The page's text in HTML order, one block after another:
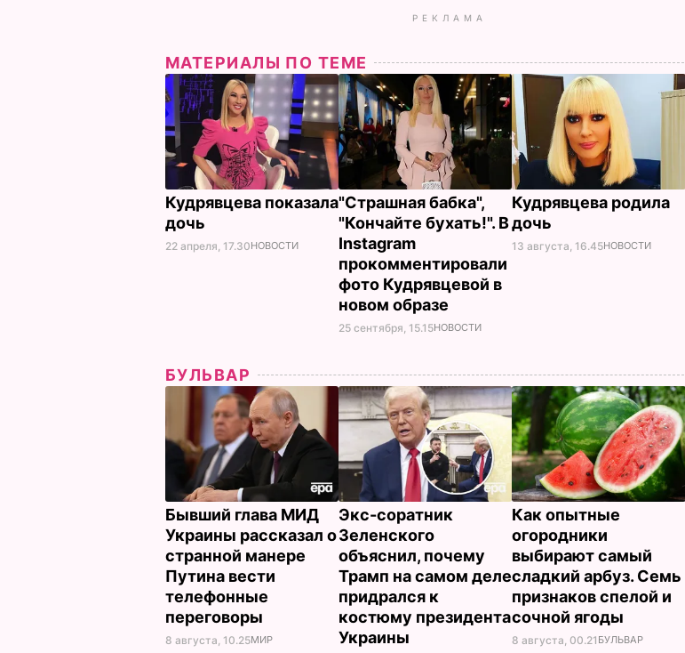
РЕКЛАМА
МАТЕРИАЛЫ ПО ТЕМЕ
Кудрявцева показала
дочь
22 апреля, 17.30НОВОСТИ
"Страшная бабка",
"Кончайте бухать!". В
Instagram
прокомментировали
фото Кудрявцевой в
новом образе
25 сентября, 15.15НОВОСТИ
Кудрявцева родила
дочь
13 августа, 16.45НОВОСТИ
БУЛЬВАР
Бывший глава МИД
Украины рассказал о
странной манере
Путина вести
телефонные
переговоры
8 августа, 10.25МИР
Экс-соратник
Зеленского
объяснил, почему
Трамп на самом деле
придрался к
костюму президента
Украины
Как опытные
огородники
выбирают самый
сладкий арбуз. Семь
признаков спелой и
сочной ягоды
8 августа, 00.21 БУЛЬВАР